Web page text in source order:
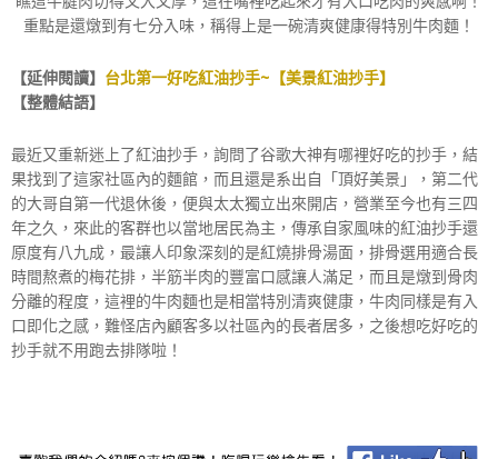
重點是還燉到有七分入味，稱得上是一碗清爽健康得特別牛肉麵！
【延伸閱讀】 台北第一好吃紅油抄手~【美景紅油抄手】
【整體結語】
最近又重新迷上了紅油抄手，詢問了谷歌大神有哪裡好吃的抄手，結
果找到了這家社區內的麵館，而且還是系出自「頂好美景」，第二代
的大哥自第一代退休後，便與太太獨立出來開店，營業至今也有三四
年之久，來此的客群也以當地居民為主，傳承自家風味的紅油抄手還
原度有八九成，最讓人印象深刻的是紅燒排骨湯面，排骨選用適合長
時間熬煮的梅花排，半筋半肉的豐富口感讓人滿足，而且是燉到骨肉
分離的程度，這裡的牛肉麵也是相當特別清爽健康，牛肉同樣是有入
口即化之感，難怪店內顧客多以社區內的長者居多，之後想吃好吃的
抄手就不用跑去排隊啦！